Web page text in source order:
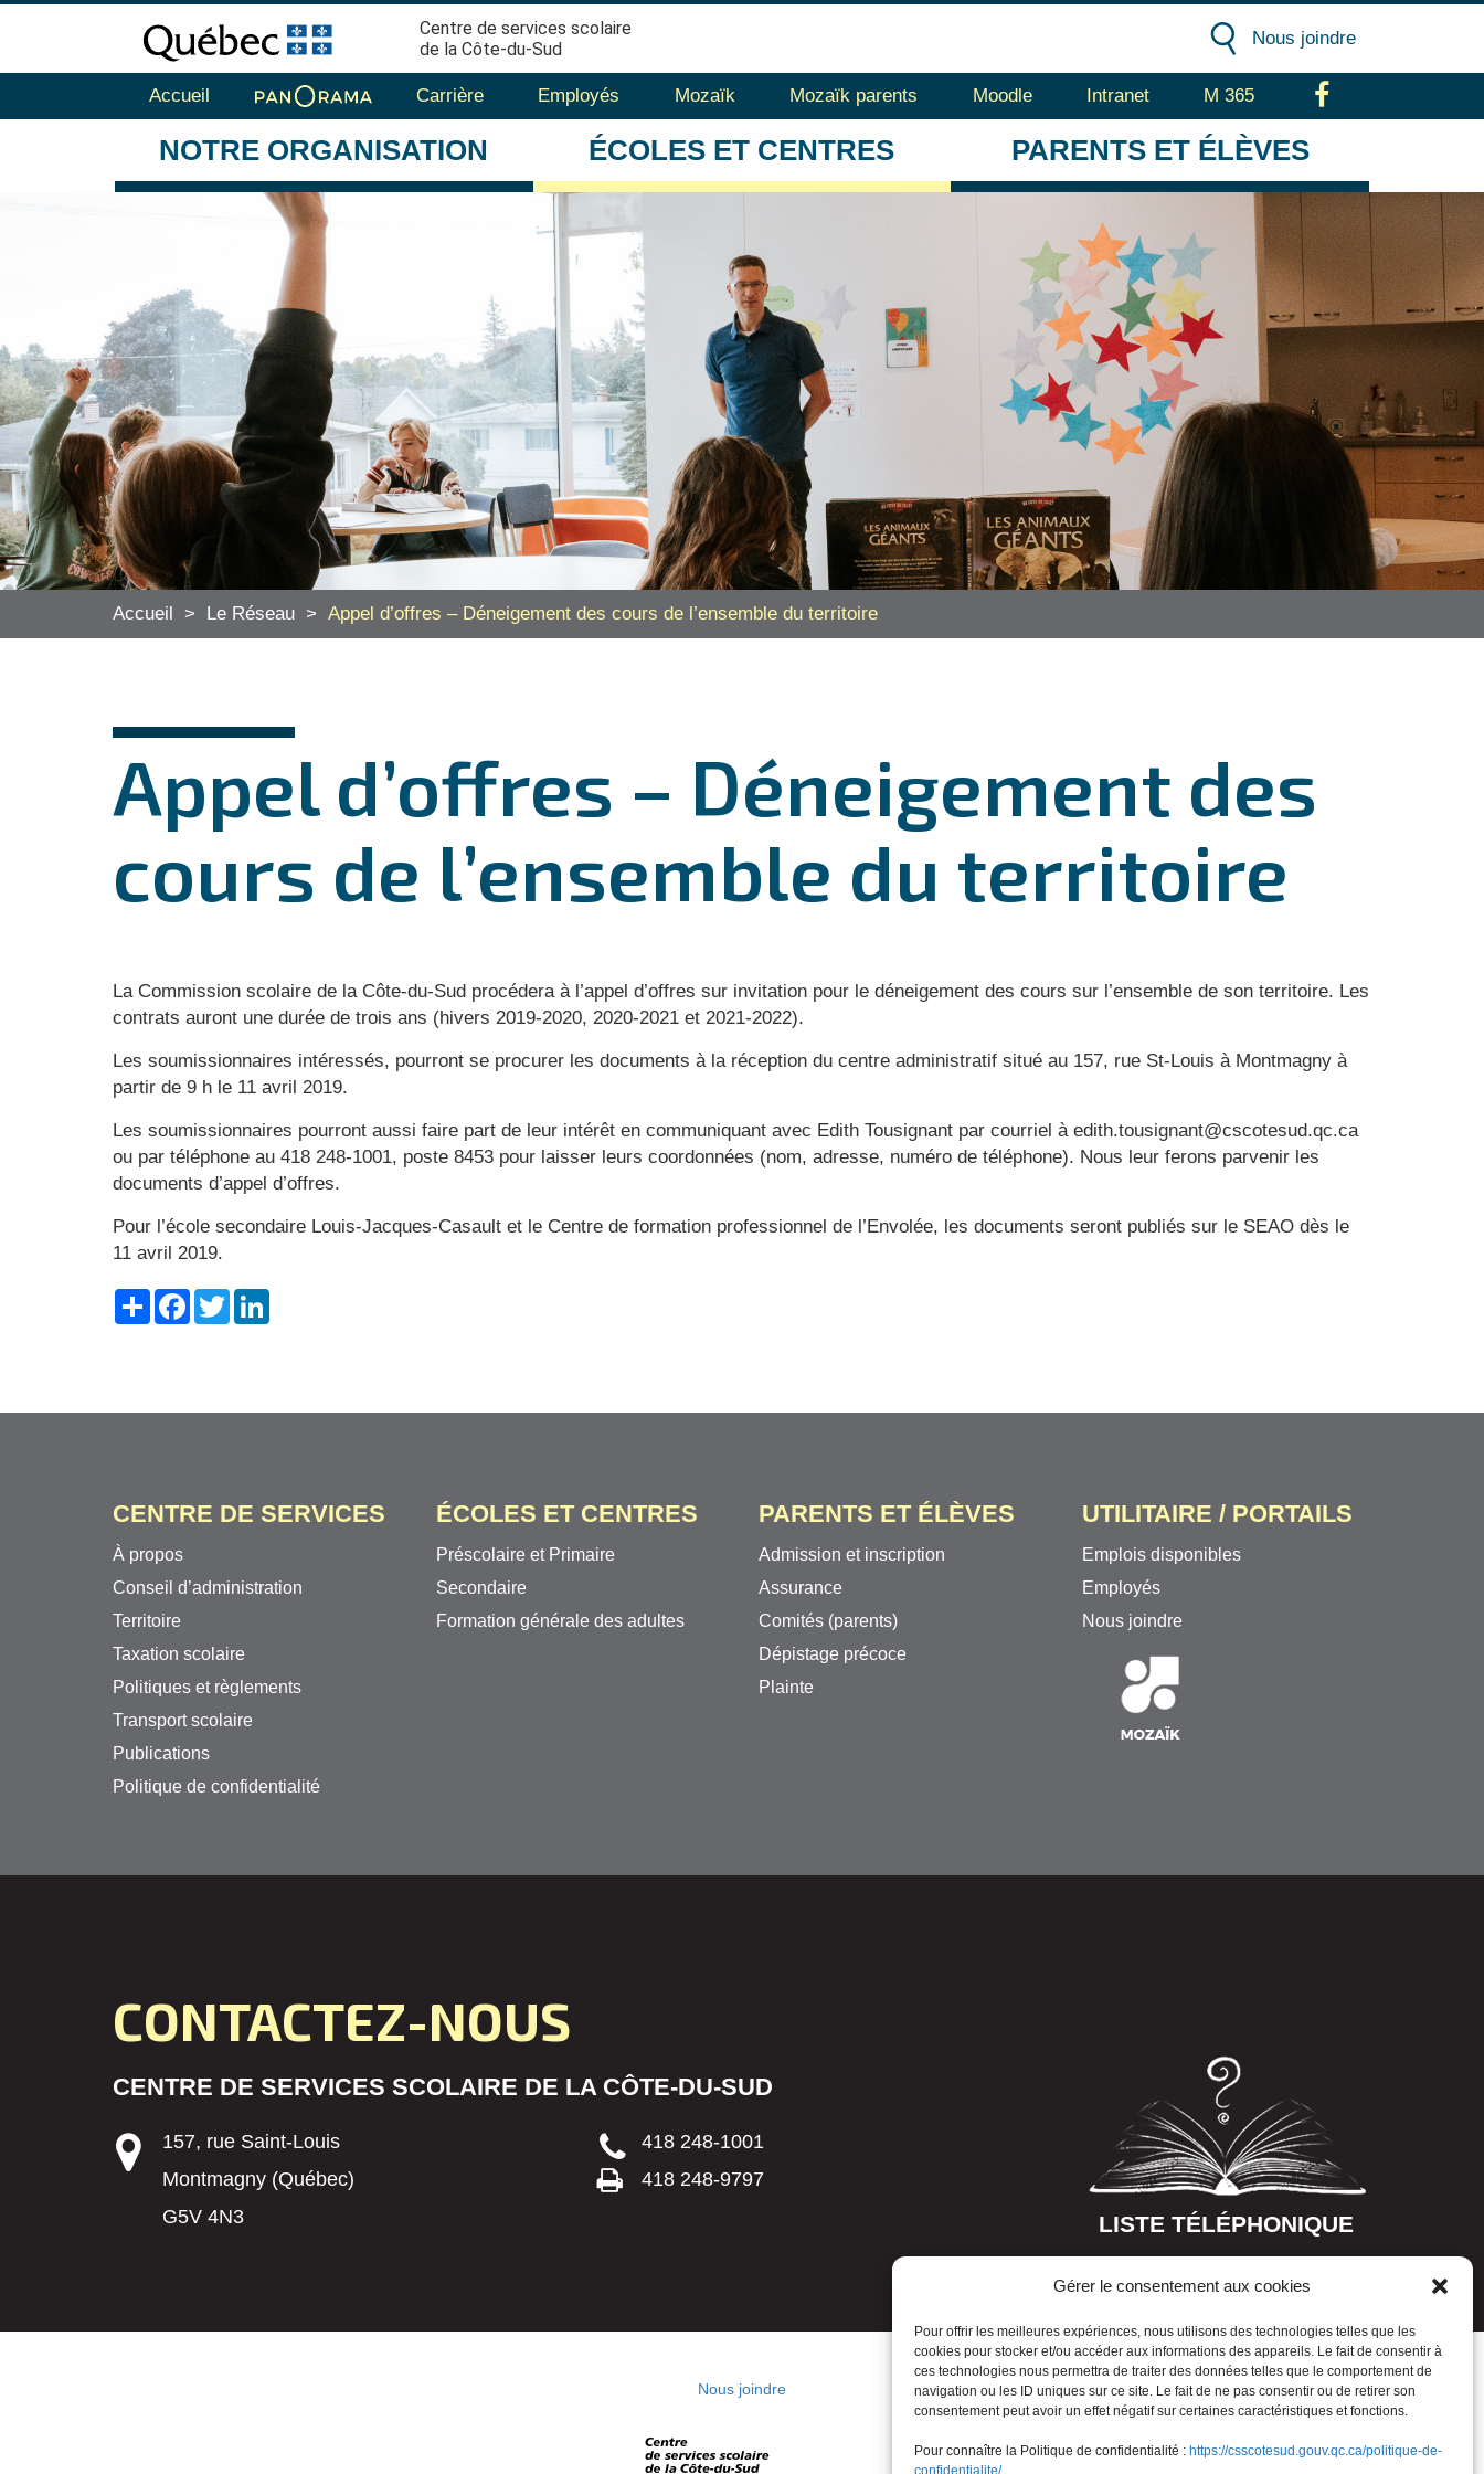
Gérer le consentement aux cookies
Pour offrir les meilleures expériences, nous utilisons des technologies telles que les
cookies pour stocker et/ou accéder aux informations des appareils. Le fait de consentir à
ces technologies nous permettra de traiter des données telles que le comportement de
navigation ou les ID uniques sur ce site. Le fait de ne pas consentir ou de retirer son
consentement peut avoir un effet négatif sur certaines caractéristiques et fonctions.
Pour connaître la Politique de confidentialité : https://csscotesud.gouv.qc.ca/politique-de-
confidentialite/
Centre de services scolaire
de la Côte-du-Sud
Nous joindre
Accueil Carrière Employés Mozaïk Mozaïk parents Moodle Intranet M 365
NOTRE ORGANISATION ÉCOLES ET CENTRES PARENTS ET ÉLÈVES
Accueil > Le Réseau > Appel d’offres – Déneigement des cours de l’ensemble du territoire
Appel d’offres – Déneigement des
cours de l’ensemble du territoire
La Commission scolaire de la Côte-du-Sud procédera à l’appel d’offres sur invitation pour le déneigement des cours sur l’ensemble de son territoire. Les
contrats auront une durée de trois ans (hivers 2019-2020, 2020-2021 et 2021-2022).
Les soumissionnaires intéressés, pourront se procurer les documents à la réception du centre administratif situé au 157, rue St-Louis à Montmagny à
partir de 9 h le 11 avril 2019.
Les soumissionnaires pourront aussi faire part de leur intérêt en communiquant avec Edith Tousignant par courriel à edith.tousignant@cscotesud.qc.ca
ou par téléphone au 418 248-1001, poste 8453 pour laisser leurs coordonnées (nom, adresse, numéro de téléphone). Nous leur ferons parvenir les
documents d’appel d’offres.
Pour l’école secondaire Louis-Jacques-Casault et le Centre de formation professionnel de l’Envolée, les documents seront publiés sur le SEAO dès le
11 avril 2019.
ShareFacebook
Twitter
CENTRE DE SERVICES
À propos
Conseil d’administration
Territoire
Taxation scolaire
Politiques et règlements
Transport scolaire
Publications
Politique de confidentialité
ÉCOLES ET CENTRES
Préscolaire et Primaire
Secondaire
Formation générale des adultes
PARENTS ET ÉLÈVES
Admission et inscription
Assurance
Comités (parents)
Dépistage précoce
Plainte
UTILITAIRE / PORTAILS
Emplois disponibles
Employés
Nous joindre
CONTACTEZ-NOUS
CENTRE DE SERVICES SCOLAIRE DE LA CÔTE-DU-SUD
157, rue Saint-Louis
Montmagny (Québec)
G5V 4N3
418 248-1001
418 248-9797
LISTE TÉLÉPHONIQUE
Nous joindre